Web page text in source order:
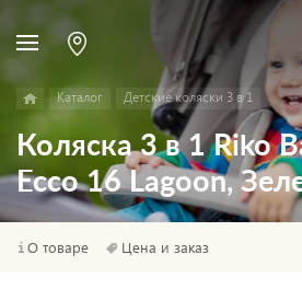
Каталог Детские коляски 3 в 1
Коляска 3 в 1 Riko
Ecco 16 Lagoon,
О товаре Цена и заказ